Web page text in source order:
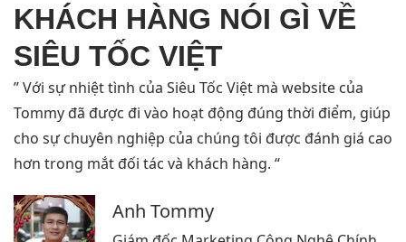
KHÁCH HÀNG NÓI GÌ VỀ
SIÊU TỐC VIỆT
” Với sự nhiệt tình của Siêu Tốc Việt mà website của
Tommy đã được đi vào hoạt động đúng thời điểm, giúp
cho sự chuyên nghiệp của chúng tôi được đánh giá cao
hơn trong mắt đối tác và khách hàng. “
Anh Tommy